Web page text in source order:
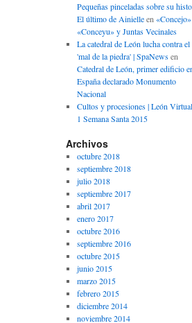
Pequeñas pinceladas sobre su
El último de Ainielleen
«Conceyu» y Juntas Vecinales
La catedral de León lucha contra el
'mal de la piedra' | SpaNewsen
Catedral de León, primer edificio
España declarado Monumento
Nacional
Cultos y procesiones | León Virtual
1 Semana Santa 2015
Archivos
octubre 2018
septiembre 2018
julio 2018
septiembre 2017
abril 2017
enero 2017
octubre 2016
septiembre 2016
octubre 2015
junio 2015
marzo 2015
febrero 2015
diciembre 2014
noviembre 2014